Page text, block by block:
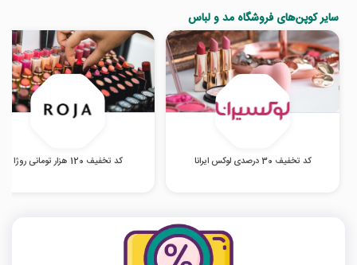
سایر کوپن‌های فروشگاه مد و لباس
کد تخفیف 30 درصدی لوکس ایرانا کد تخفیف 120 هزار تومانی روژا